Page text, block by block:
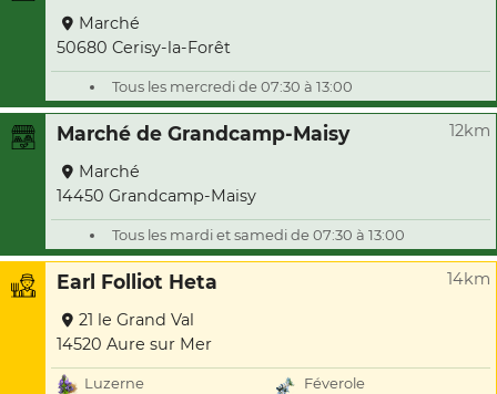
Marché
50680 Cerisy-la-Forêt
Tous les mercredi de 07:30 à 13:00
Marché de Grandcamp-Maisy 12km
Marché
14450 Grandcamp-Maisy
Tous les mardi et samedi de 07:30 à 13:00
Earl Folliot Heta 14km
21 le Grand Val
14520 Aure sur Mer
Luzerne
Féverole